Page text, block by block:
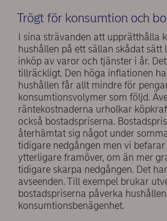
Trögt för konsumtion och
I sina strävanden att upprätthålla
hushållen på ett sällan skådat sätt
inköp av varor och tjänster i år.
tillräckligt. Den höga inflationen
hushållen får allt mindre för
konsumtionsvolymer som följd.
räntekostnaderna urholkar
också bostadspriserna.
återhämtat sig något under
tidigare nedgången men vi
ytterligare framöver, om än mer
tidigare skarpa nedgången. Det
avseenden. Till exempel brukar
bostadspriserna påverka
konsumtionsbenägenhet.